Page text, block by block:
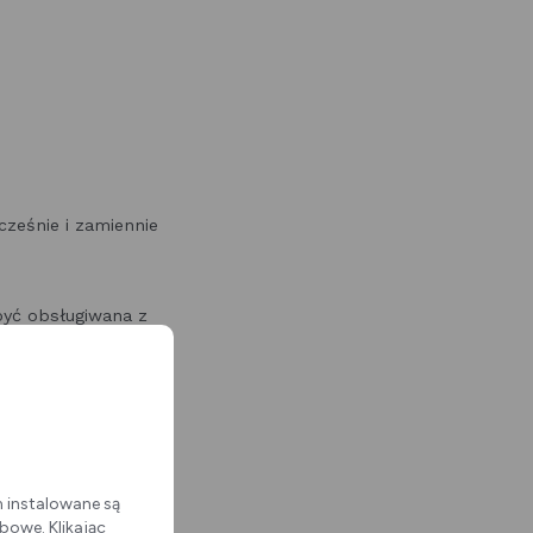
i zamiennie
obsługiwana z
jego
instalowane są
Klikając